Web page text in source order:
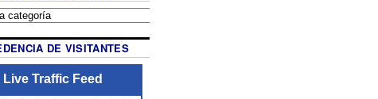
DE VISITANTES
Live Traffic Feed